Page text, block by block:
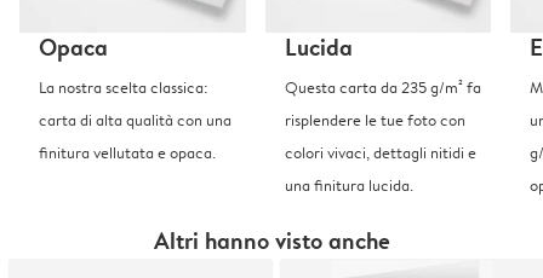
Opaca
La nostra scelta classica:
carta di alta qualità con una
finitura vellutata e opaca.
Lucida
Questa carta da 235 g/m² fa
risplendere le tue foto con
colori vivaci, dettagli nitidi e
una finitura lucida.
Altri hanno visto anche